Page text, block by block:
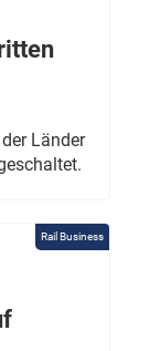
Länder
Rail Business